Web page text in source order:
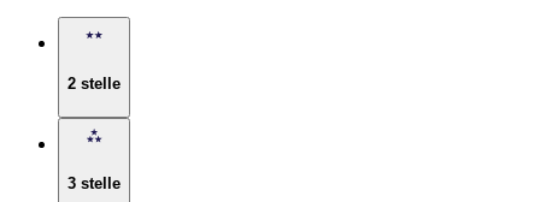
2 stelle
3 stelle